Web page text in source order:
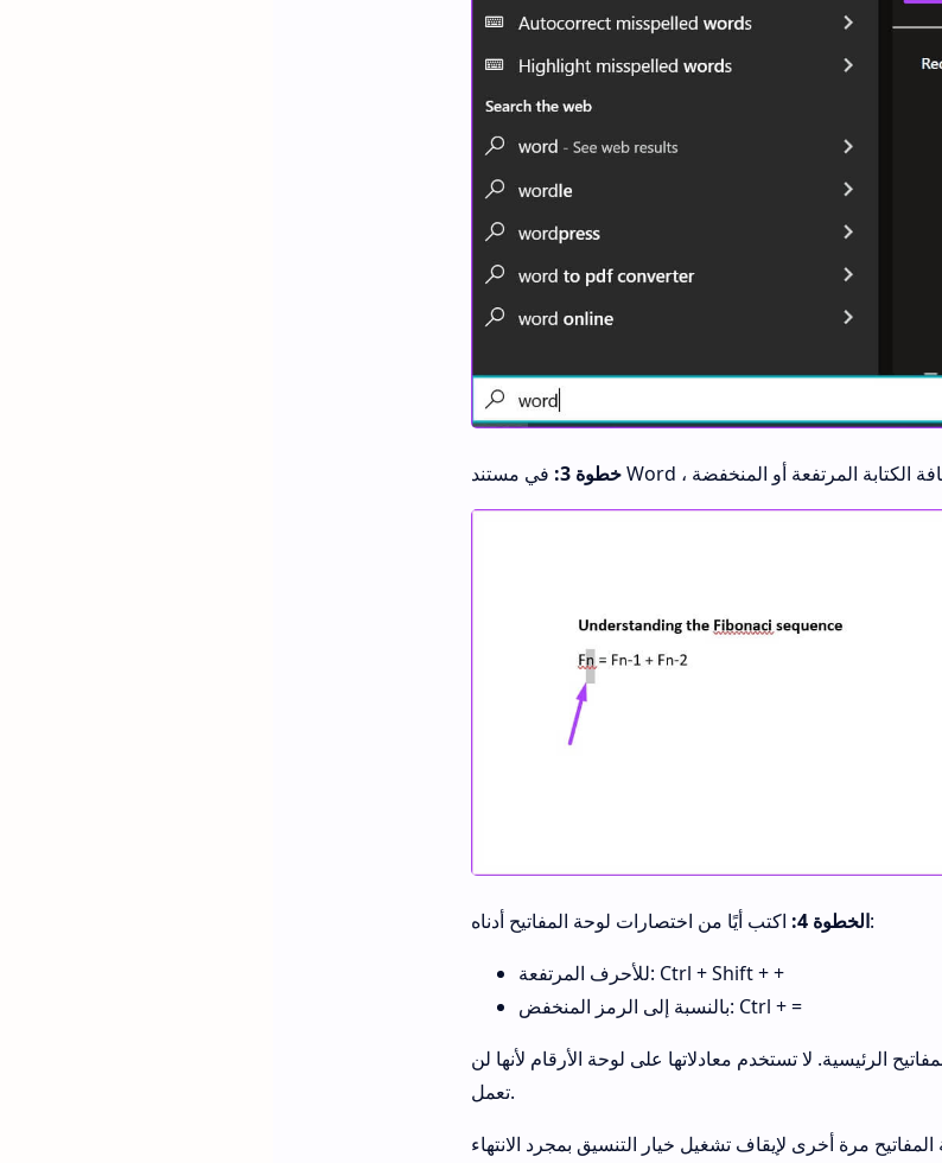
خطوة 3:
الخطوة 4:اكتب أيًا من اختصارات لوحة المفاتيح أدناه:
للأحرف المرتفعة: Ctrl + Shift + +
بالنسبة إلى الرمز المنخفض: Ctrl + =
الرئيسية. لا تستخدم معادلاتها على لوحة الأرقام لأنها لن
تعمل.